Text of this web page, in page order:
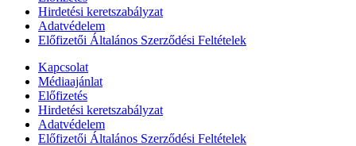
Hirdetési keretszabályzat
Adatvédelem
Előfizetői Általános Szerződési Feltételek
Kapcsolat
Médiaajánlat
Előfizetés
Hirdetési keretszabályzat
Adatvédelem
Előfizetői Általános Szerződési Feltételek